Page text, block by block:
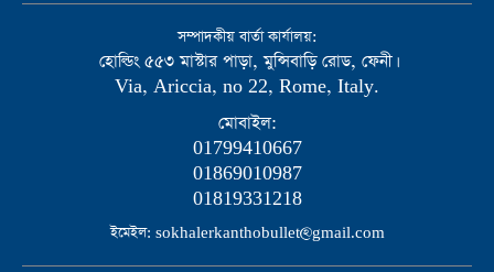
সম্পাদকীয় বার্তা কার্যালয়:
হোল্ডিং ৫৫৩ মাস্টার পাড়া, মুন্সিবাড়ি রোড, ফেনী।
Via, Ariccia, no 22, Rome, Italy.
মোবাইল:
01799410667
01869010987
01819331218
ইমেইল: sokhalerkanthobullet@gmail.com